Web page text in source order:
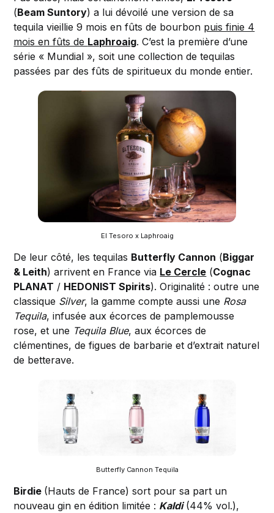
(Beam Suntory) a lui dévoilé une version de sa
tequila vieillie 9 mois en fûts de bourbon puis finie 4
mois en fûts de Laphroaig. C’est la première d’une
série « Mundial », soit une collection de tequilas
passées par des fûts de spiritueux du monde entier.
El Tesoro x Laphroaig
De leur côté, les tequilas Butterfly Cannon (Biggar
& Leith) arrivent en France via Le Cercle (Cognac
PLANAT / HEDONIST Spirits). Originalité : outre une
classique Silver, la gamme compte aussi une Rosa
Tequila, infusée aux écorces de pamplemousse
rose, et une Tequila Blue, aux écorces de
clémentines, de figues de barbarie et d’extrait naturel
de betterave.
Butterfly Cannon Tequila
Birdie (Hauts de France) sort pour sa part un
nouveau gin en édition limitée : Kaldi(44% vol.),